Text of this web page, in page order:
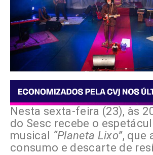
Nesta sexta-feira (23), às
do Sesc recebe o
musical “Planeta Lixo”, que
consumo e descarte de